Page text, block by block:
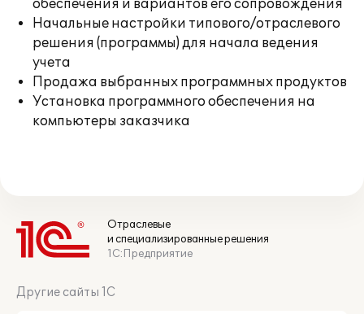
обеспечения и вариантов его сопровождения
Начальные настройки типового/отраслевого
решения (программы) для начала ведения
учета
Продажа выбранных программных продуктов
Установка программного обеспечения на
компьютеры заказчика
Отраслевые
и специализированные решения
1С:Предприятие
Другие сайты 1С